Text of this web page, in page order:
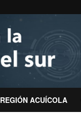
REGIÓN ACUÍCOLA